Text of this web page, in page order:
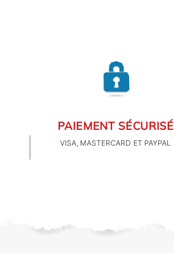
PAIEMENT SÉCURISÉ
VISA, MASTERCARD ET PAYPAL